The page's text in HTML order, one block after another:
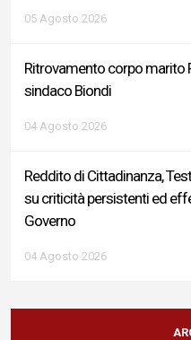
05 Agosto 2026
Ritrovamento corpo marito
sindaco Biondi
04 Agosto 2026
Reddito di Cittadinanza,
su criticità persistenti ed
Governo
04 Agosto 2026
Sigismondi, Liris e Testa:
Ministro Roccella e alla sua